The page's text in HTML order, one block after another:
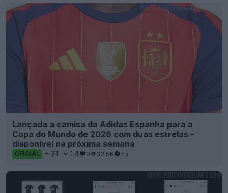
Lançada a camisa da Adidas Espanha para a
Copa do Mundo de 2026 com duas estrelas –
disponível na próxima semana
OFICIAL 31 14 0 32.5K 4h